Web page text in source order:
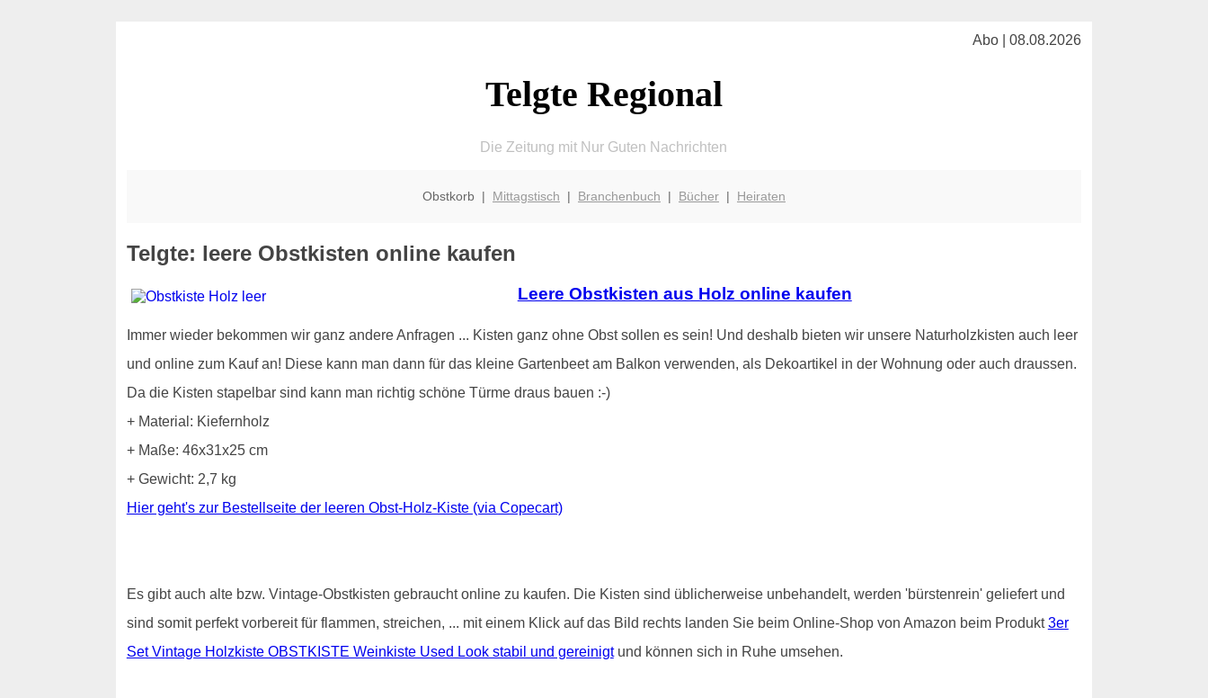
Abo | 08.08.2026
Telgte Regional
Die Zeitung mit Nur Guten Nachrichten
Obstkorb | Mittagstisch | Branchenbuch | Bücher| Heiraten
Telgte: leere Obstkisten online kaufen
Leere Obstkisten aus Holz online kaufen
Immer wieder bekommen wir ganz andere Anfragen ... Kisten ganz ohne Obst sollen es sein! Und deshalb bieten wir unsere Naturholzkisten auch leer
und online zum Kauf an! Diese kann man dann für das kleine Gartenbeet am Balkon verwenden, als Dekoartikel in der Wohnung oder auch draussen.
Da die Kisten stapelbar sind kann man richtig schöne Türme draus bauen :-)
+ Material: Kiefernholz
+ Maße: 46x31x25 cm
+ Gewicht: 2,7 kg
Hier geht's zur Bestellseite der leeren Obst-Holz-Kiste (via Copecart)
Es gibt auch alte bzw. Vintage-Obstkisten gebraucht online zu kaufen. Die Kisten sind üblicherweise unbehandelt, werden 'bürstenrein' geliefert und
sind somit perfekt vorbereit für flammen, streichen, ... mit einem Klick auf das Bild rechts landen Sie beim Online-Shop von Amazon beim Produkt3er
Set Vintage Holzkiste OBSTKISTE Weinkiste Used Look stabil und gereinigtund können sich in Ruhe umsehen.